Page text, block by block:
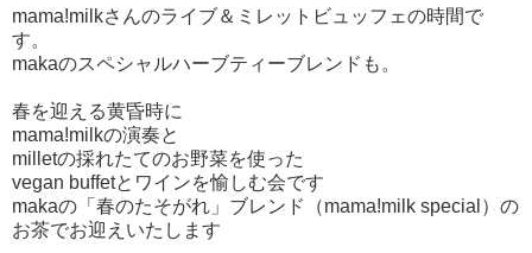
mama!milkさんのライブ＆ミレットビュッフェの時間で
す。
makaのスペシャルハーブティーブレンドも。
春を迎える黄昏時に
mama!milkの演奏と
milletの採れたてのお野菜を使った
vegan buffetとワインを愉しむ会です
makaの「春のたそがれ」ブレンド（mama!milk special）の
お茶でお迎えいたします